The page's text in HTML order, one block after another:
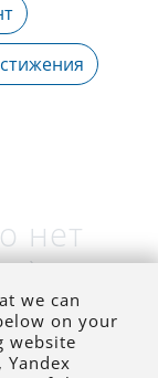
нет
we can
on your
website